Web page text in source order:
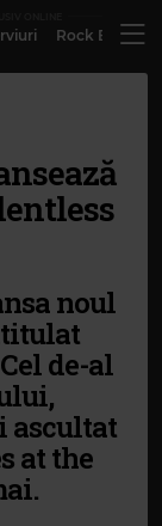
Rock
noul
de-al
ascultat
at the